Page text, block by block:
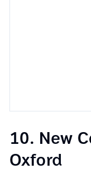
10. New
Oxford